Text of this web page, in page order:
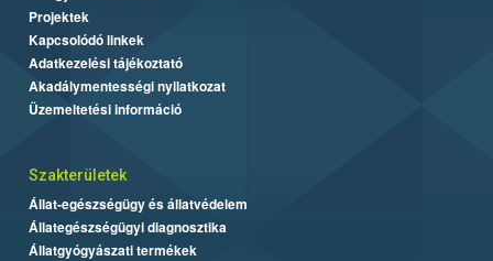
Projektek
Kapcsolódó linkek
Adatkezelési tájékoztató
Akadálymentességi nyilatkozat
Üzemeltetési információ
Szakterületek
Állat-egészségügy és állatvédelem
Állategészségügyi diagnosztika
Állatgyógyászati termékek